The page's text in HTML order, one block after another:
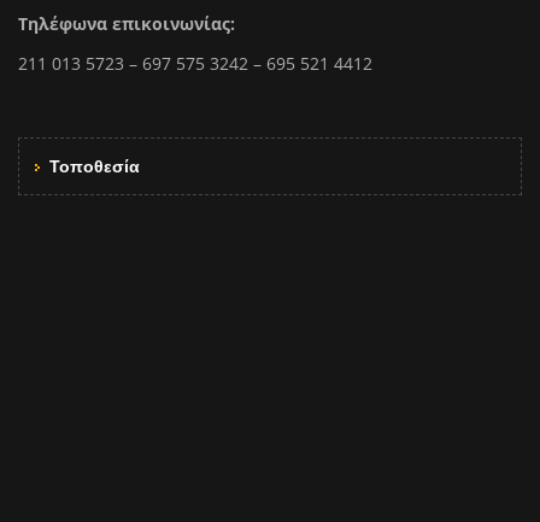
Τηλέφωνα επικοινωνίας:
211 013 5723 – 697 575 3242 – 695 521 4412
Τοποθεσία